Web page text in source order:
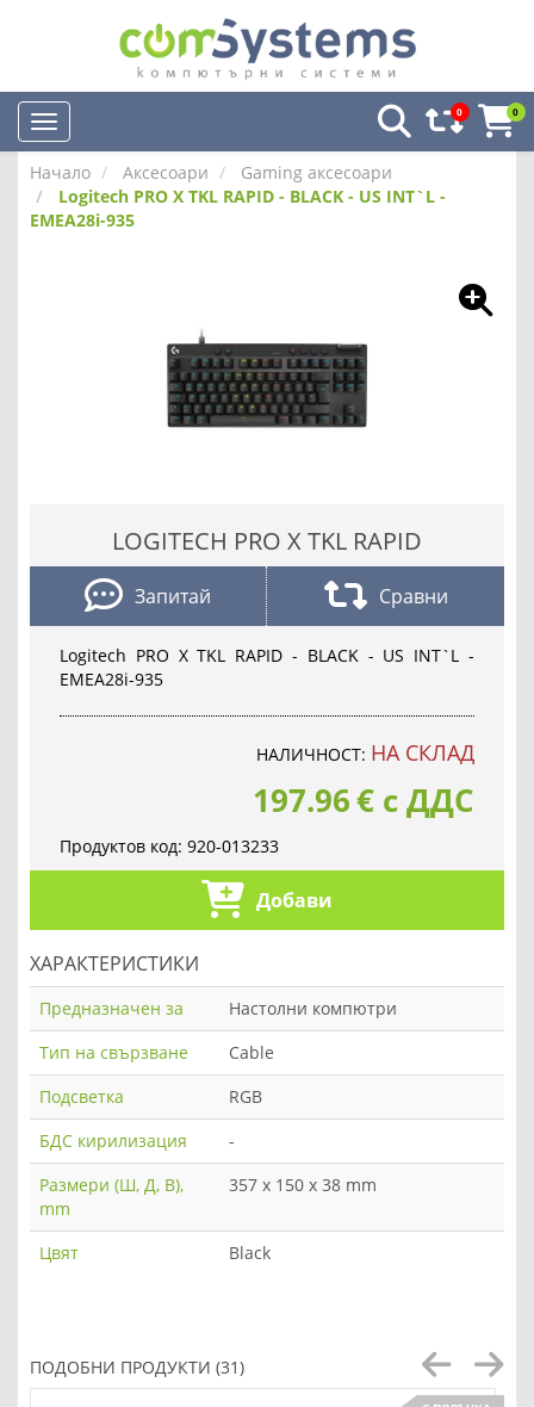
0 0
Начало Аксесоари
Gaming аксесоари
Logitech PRO X TKL RAPID - BLACK - US INT`L -
EMEA28i-935
LOGITECH PRO X TKL RAPID
Запитай Сравни
Logitech PRO X TKL RAPID - BLACK - US INT`L -
EMEA28i-935
НАЛИЧНОСТ: НА СКЛАД
197.96€ с ДДС
Продуктов код: 920-013233
Добави
ХАРАКТЕРИСТИКИ
Предназначен за
Настолни компютри
Тип на свързване
Cable
Подсветка
RGB
БДС кирилизация
-
Размери (Ш, Д, В),
mm
357 x 150 x 38 mm
Цвят Black
ПОДОБНИ ПРОДУКТИ (31)